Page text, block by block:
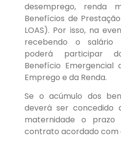
desemprego, renda
Benefícios de
LOAS). Por isso, na
recebendo o salário
poderá participar
Benefício Emergencial
Emprego e da Renda.
Se o acúmulo dos
deverá ser concedido
maternidade o prazo
contrato acordado com